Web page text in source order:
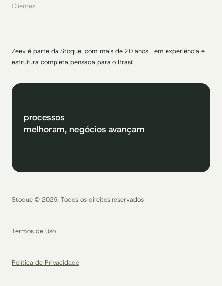
Clientes
Zeev é parte da Stoque, com mais de 20 anos em experiência e
estrutura completa pensada para o Brasil
processos
melhoram, negócios avançam
Stoque © 2025. Todos os direitos reservados
Termos de Uso
Política de Privacidade